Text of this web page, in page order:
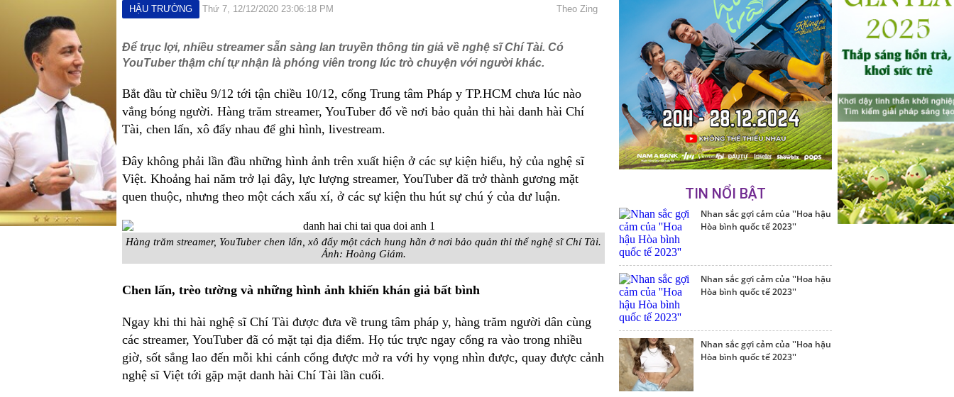
HẬU TRƯỜNG Thứ 7, 12/12/2020 23:06:18 PM Theo Zing
Để trục lợi, nhiều streamer sẵn sàng lan truyền thông tin giả về nghệ sĩ Chí Tài. Có
YouTuber thậm chí tự nhận là phóng viên trong lúc trò chuyện với người khác.
Bắt đầu từ chiều 9/12 tới tận chiều 10/12, cổng Trung tâm Pháp y TP.HCM chưa lúc nào
vắng bóng người. Hàng trăm streamer, YouTuber đổ về nơi bảo quản thi hài danh hài Chí
Tài, chen lấn, xô đẩy nhau để ghi hình, livestream.
Đây không phải lần đầu những hình ảnh trên xuất hiện ở các sự kiện hiếu, hỷ của nghệ sĩ
Việt. Khoảng hai năm trở lại đây, lực lượng streamer, YouTuber đã trở thành gương mặt
quen thuộc, nhưng theo một cách xấu xí, ở các sự kiện thu hút sự chú ý của dư luận.
Hàng trăm streamer, YouTuber chen lấn, xô đẩy một cách hung hãn ở nơi bảo quản thi thể nghệ sĩ Chí Tài.
Ảnh: Hoàng Giám.
Chen lấn, trèo tường và những hình ảnh khiến khán giả bất bình
Ngay khi thi hài nghệ sĩ Chí Tài được đưa về trung tâm pháp y, hàng trăm người dân cùng
các streamer, YouTuber đã có mặt tại địa điểm. Họ túc trực ngay cổng ra vào trong nhiều
giờ, sốt sắng lao đến mỗi khi cánh cổng được mở ra với hy vọng nhìn được, quay được cảnh
nghệ sĩ Việt tới gặp mặt danh hài Chí Tài lần cuối.
TIN NỔI BẬT
Nhan sắc gợi cảm của ''Hoa hậu
Hòa bình quốc tế 2023''
Nhan sắc gợi cảm của ''Hoa hậu
Hòa bình quốc tế 2023''
Nhan sắc gợi cảm của ''Hoa hậu
Hòa bình quốc tế 2023''